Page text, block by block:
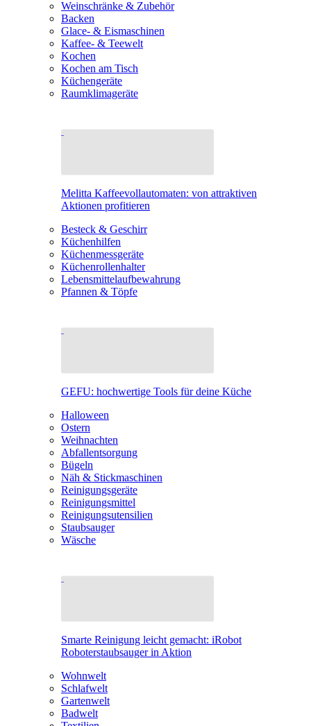
Weinschränke & Zubehör
Backen
Glace- & Eismaschinen
Kaffee- & Teewelt
Kochen
Kochen am Tisch
Küchengeräte
Raumklimageräte
Melitta Kaffeevollautomaten: von attraktiven
Aktionen profitieren
Besteck & Geschirr
Küchenhilfen
Küchenmessgeräte
Küchenrollenhalter
Lebensmittelaufbewahrung
Pfannen & Töpfe
GEFU: hochwertige Tools für deine Küche
Halloween
Ostern
Weihnachten
Abfallentsorgung
Bügeln
Näh & Stickmaschinen
Reinigungsgeräte
Reinigungsmittel
Reinigungsutensilien
Staubsauger
Wäsche
Smarte Reinigung leicht gemacht: iRobot
Roboterstaubsauger in Aktion
Wohnwelt
Schlafwelt
Gartenwelt
Badwelt